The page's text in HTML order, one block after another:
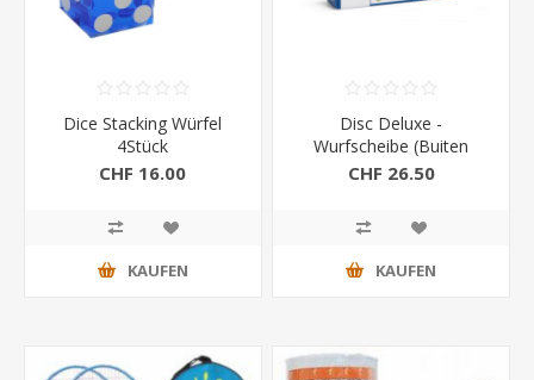
Dice Stacking Würfel
4Stück
CHF 16.00
KAUFEN
Disc Deluxe -
Wurfscheibe (Buiten
Speel)
CHF 26.50
KAUFEN